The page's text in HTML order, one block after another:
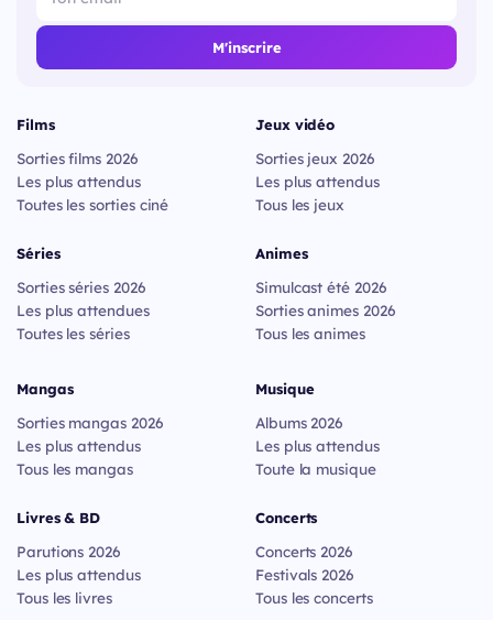
M'inscrire
Films
Sorties films 2026
Les plus attendus
Toutes les sorties ciné
Séries
Sorties séries 2026
Les plus attendues
Toutes les séries
Jeux vidéo
Sorties jeux 2026
Les plus attendus
Tous les jeux
Animes
Simulcast été 2026
Sorties animes 2026
Tous les animes
Mangas
Sorties mangas 2026
Les plus attendus
Tous les mangas
Livres & BD
Parutions 2026
Les plus attendus
Tous les livres
Musique
Albums 2026
Les plus attendus
Toute la musique
Concerts
Concerts 2026
Festivals 2026
Tous les concerts